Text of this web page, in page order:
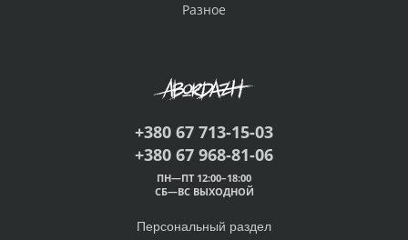
Разное
+380 67 713-15-03
+380 67 968-81-06
ПН—ПТ 12:00–18:00
СБ—ВС ВЫХОДНОЙ
Персональный раздел